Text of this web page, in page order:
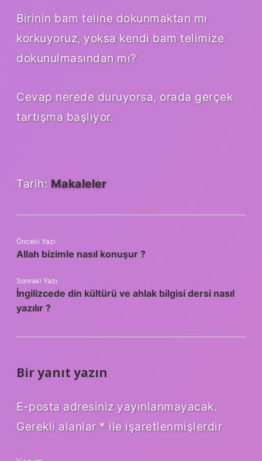
Birinin bam teline dokunmaktan mı
korkuyoruz, yoksa kendi bam telimize
dokunulmasından mı?
Cevap nerede duruyorsa, orada gerçek
tartışma başlıyor.
Tarih: Makaleler
Önceki Yazı
Allah bizimle nasıl konuşur ?
Sonraki Yazı
İngilizcede din kültürü ve ahlak bilgisi dersi nasıl
yazılır ?
Bir yanıt yazın
E-posta adresiniz yayınlanmayacak.
Gerekli alanlar * ile işaretlenmişlerdir